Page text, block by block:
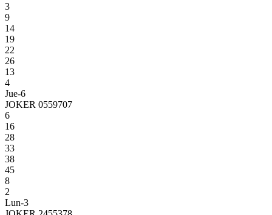
3
9
14
19
22
26
13
4
Jue-6
JOKER 0559707
6
16
28
33
38
45
8
2
Lun-3